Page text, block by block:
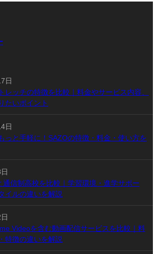
日
レッチの特徴を比較｜料金やサービス内容、
たいポイント
日
っと手軽に！SAZOの特徴・料金・使い方を
通信制高校を比較｜学習環境・進学サポー
イルの違いを解説
Videoを含む動画配信サービスを比較｜料
特徴の違いを解説